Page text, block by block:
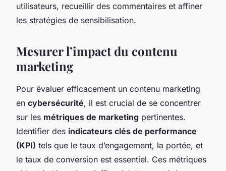
utilisateurs, recueillir des commentaires et affiner
les stratégies de sensibilisation.
Mesurer l’impact du contenu
marketing
Pour évaluer efficacement un contenu marketing
en cybersécurité, il est crucial de se concentrer
sur les métriques de marketing pertinentes.
Identifier des indicateurs clés de performance
(KPI) tels que le taux d’engagement, la portée, et
le taux de conversion est essentiel. Ces métriques